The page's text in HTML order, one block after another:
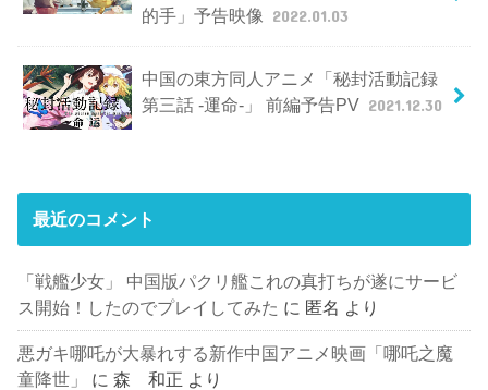
的手」予告映像
2022.01.03
中国の東方同人アニメ「秘封活動記録
第三話 -運命-」 前編予告PV 2021.12.30
最近のコメント
「戦艦少女」 中国版パクリ艦これの真打ちが遂にサービ
ス開始！したのでプレイしてみた に 匿名 より
悪ガキ哪吒が大暴れする新作中国アニメ映画「哪吒之魔
童降世」
に森 和正 より